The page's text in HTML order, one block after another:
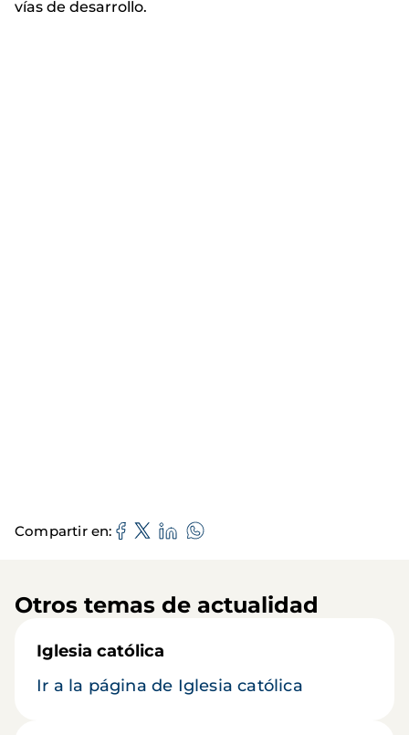
vías de desarrollo.
Compartir en
Otros temas de actualidad
Iglesia católica
Ir a la página de Iglesia católica